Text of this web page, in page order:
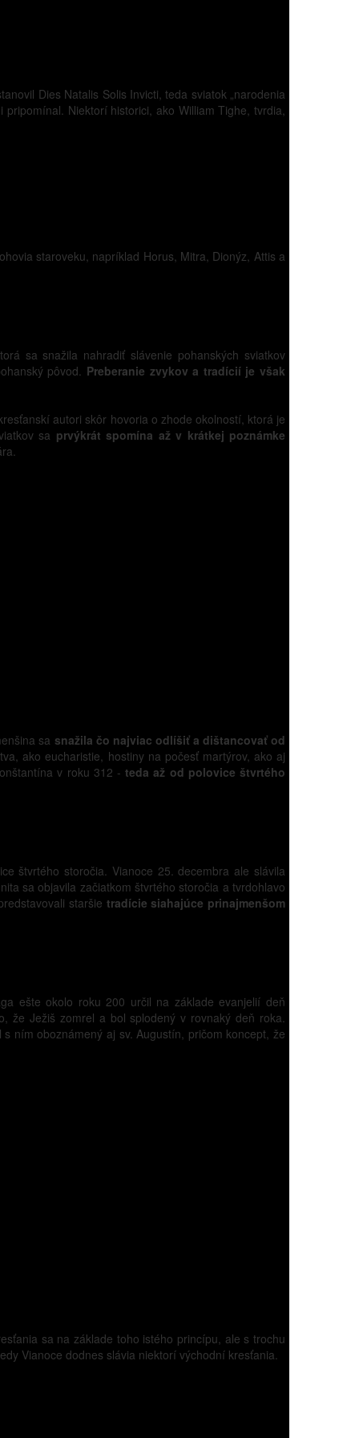
Dies Natalis Solis Invicti, teda sviatok „narodenia
Niektorí historici, ako William Tighe, tvrdia,
staroveku, napríklad Horus, Mitra, Dionýz, Attis a
sa snažila nahradiť slávenie pohanských sviatkov
pôvod. Preberanie zvykov a tradícií je však
autori skôr hovoria o zhode okolností, ktorá je
sa prvýkrát spomína až v krátkej poznámke
sa snažila čo najviac odlíšiť a dištancovať od
ako eucharistie, hostiny na počesť martýrov, ako aj
v roku 312 -teda až od polovice štvrtého
štvrtého storočia. Vianoce 25. decembra ale slávila
sa objavila začiatkom štvrtého storočia a tvrdohlavo
staršie tradície siahajúce prinajmenšom
ešte okolo roku 200 určil na základe evanjelií deň
že Ježiš zomrel a bol splodený v rovnaký deň roka.
ním oboznámený aj sv. Augustín, pričom koncept, že
sa na základe toho istého princípu, ale s trochu
Vianoce dodnes slávia niektorí východní kresťania.